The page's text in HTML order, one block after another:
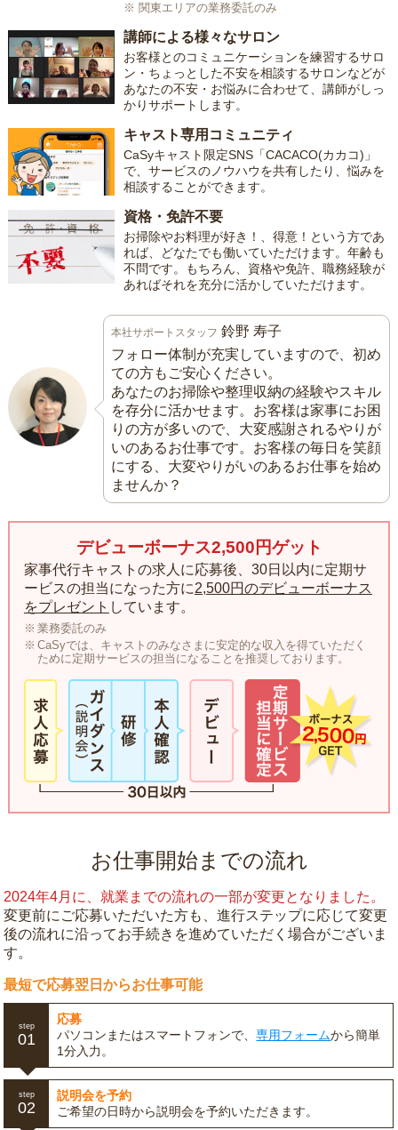
※ 関東エリアの業務委託のみ
講師による様々なサロン
お客様とのコミュニケーションを練習するサロ
ン・ちょっとした不安を相談するサロンなどが
あなたの不安・お悩みに合わせて、講師がしっ
かりサポートします。
キャスト専用コミュニティ
CaSyキャスト限定SNS「CACACO(カカコ)」
で、サービスのノウハウを共有したり、悩みを
相談することができます。
資格・免許不要
お掃除やお料理が好き！、得意！という方であ
れば、どなたでも働いていただけます。年齢も
不問です。もちろん、資格や免許、職務経験が
あればそれを充分に活かしていただけます。
本社サポートスタッフ 鈴野 寿子
フォロー体制が充実していますので、初め
ての方もご安心ください。
あなたのお掃除や整理収納の経験やスキル
を存分に活かせます。お客様は家事にお困
りの方が多いので、大変感謝されるやりが
いのあるお仕事です。お客様の毎日を笑顔
にする、大変やりがいのあるお仕事を始め
ませんか？
デビューボーナス2,500円ゲット
家事代行キャストの求人に応募後、30日以内に定期サ
ービスの担当になった方に2,500円のデビューボーナス
をプレゼント しています。
業務委託のみ
CaSyでは、キャストのみなさまに安定的な収入を得ていただく
ために定期サービスの担当になることを推奨しております。
お仕事開始までの流れ
2024年4月に、就業までの流れの一部が変更となりました。
変更前にご応募いただいた方も、進行ステップに応じて変更
後の流れに沿ってお手続きを進めていただく場合がございま
す。
最短で応募翌日からお仕事可能
step
01
応募
パソコンまたはスマートフォンで、専用フォームから簡単
1分入力。
step
02
説明会を予約
ご希望の日時から説明会を予約いただきます。